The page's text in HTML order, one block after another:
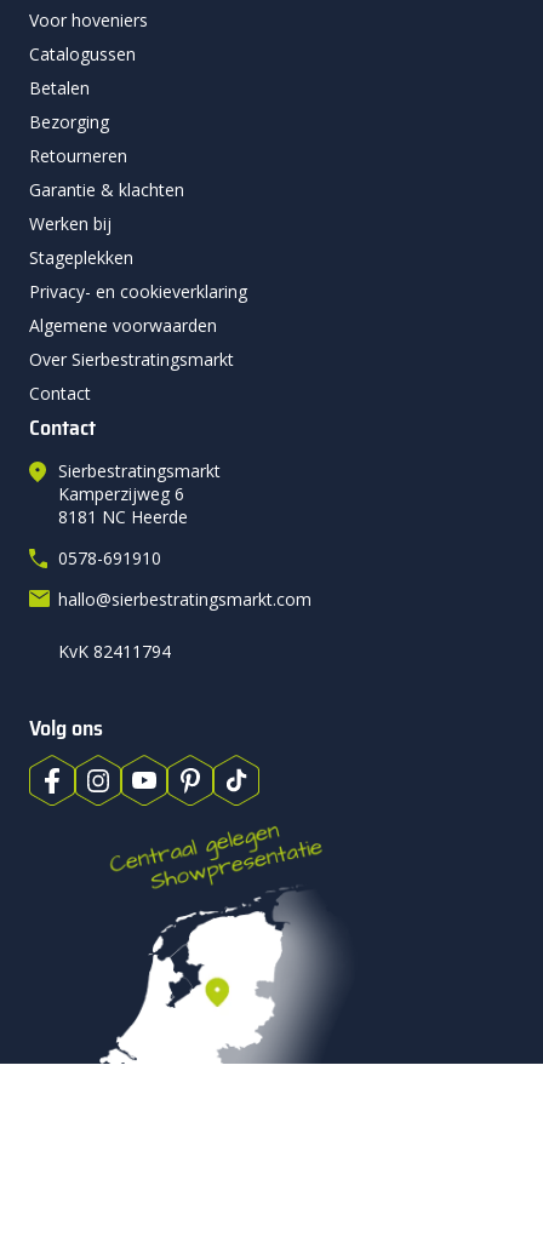
Voor hoveniers
Catalogussen
Betalen
Bezorging
Retourneren
Garantie & klachten
Werken bij
Stageplekken
Privacy- en cookieverklaring
Algemene voorwaarden
Over Sierbestratingsmarkt
Contact
Contact
Sierbestratingsmarkt
Kamperzijweg 6
8181 NC Heerde
0578-691910
hallo@sierbestratingsmarkt.com
KvK 82411794
Volg ons